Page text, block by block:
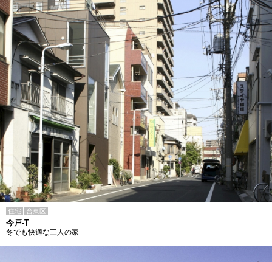
住宅 台東区
今戸-T
冬でも快適な三人の家